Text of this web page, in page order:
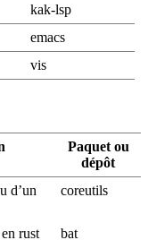
kak-lsp
emacs
vis
Paquet ou
dépôt
d’un
coreutils
rust bat